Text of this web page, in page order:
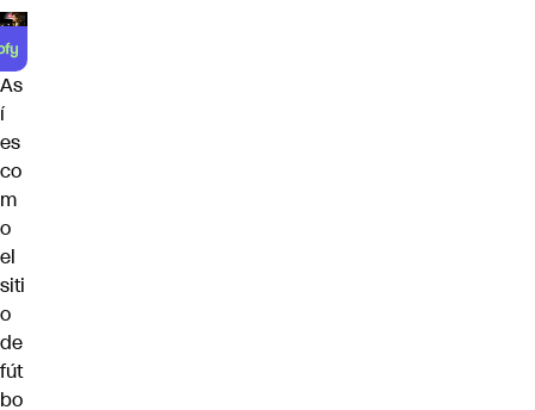
As
í
es
co
m
o
el
siti
o
de
fút
bo